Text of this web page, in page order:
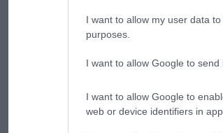
I want to allow my user data
purposes.
I want to allow Google to
I want to allow Google to
web or device identifiers in